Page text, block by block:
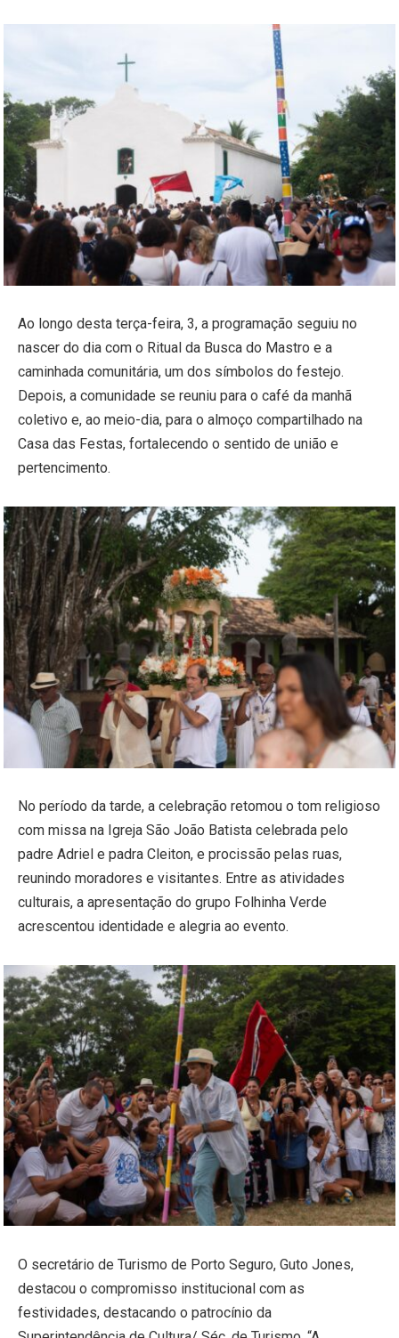
Ao longo desta terça-feira, 3, a programação seguiu no
nascer do dia com o Ritual da Busca do Mastro e a
caminhada comunitária, um dos símbolos do festejo.
Depois, a comunidade se reuniu para o café da manhã
coletivo e, ao meio-dia, para o almoço compartilhado na
Casa das Festas, fortalecendo o sentido de união e
pertencimento.
No período da tarde, a celebração retomou o tom religioso
com missa na Igreja São João Batista celebrada pelo
padre Adriel e padra Cleiton, e procissão pelas ruas,
reunindo moradores e visitantes. Entre as atividades
culturais, a apresentação do grupo Folhinha Verde
acrescentou identidade e alegria ao evento.
O secretário de Turismo de Porto Seguro, Guto Jones,
destacou o compromisso institucional com as
festividades, destacando o patrocínio da